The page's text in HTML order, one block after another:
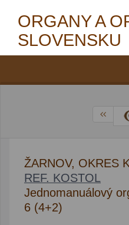
ORGANY A
SLOVENSKU
ŽARNOV, OKRES
REF. KOSTOL
Jednomanuálový
6 (4+2)